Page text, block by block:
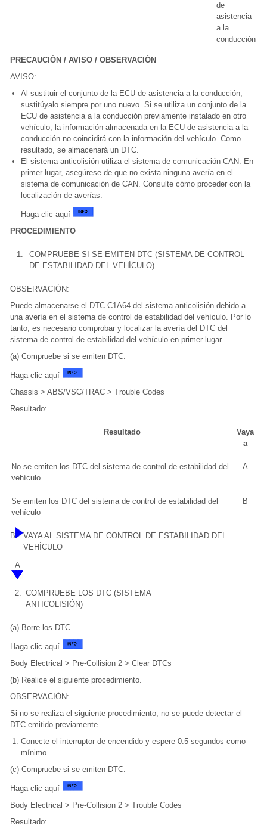
de
asistencia
a la
conducción
PRECAUCIÓN / AVISO / OBSERVACIÓN
AVISO:
Al sustituir el conjunto de la ECU de asistencia a la conducción,
sustitúyalo siempre por uno nuevo. Si se utiliza un conjunto de la
ECU de asistencia a la conducción previamente instalado en otro
vehículo, la información almacenada en la ECU de asistencia a la
conducción no coincidirá con la información del vehículo. Como
resultado, se almacenará un DTC.
El sistema anticolisión utiliza el sistema de comunicación CAN. En
primer lugar, asegúrese de que no exista ninguna avería en el
sistema de comunicación de CAN. Consulte cómo proceder con la
localización de averías.
Haga clic aquí
PROCEDIMIENTO
1.
COMPRUEBE SI SE EMITEN DTC (SISTEMA DE CONTROL
DE ESTABILIDAD DEL VEHÍCULO)
OBSERVACIÓN:
Puede almacenarse el DTC C1A64 del sistema anticolisión debido a
una avería en el sistema de control de estabilidad del vehículo. Por lo
tanto, es necesario comprobar y localizar la avería del DTC del
sistema de control de estabilidad del vehículo en primer lugar.
(a) Compruebe si se emiten DTC.
Haga clic aquí
Chassis > ABS/VSC/TRAC > Trouble Codes
Resultado:
Resultado
Vaya
a
No se emiten los DTC del sistema de control de estabilidad del
vehículo
A
Se emiten los DTC del sistema de control de estabilidad del
vehículo
B
B
VAYA AL SISTEMA DE CONTROL DE ESTABILIDAD DEL
VEHÍCULO
A
2. COMPRUEBE LOS DTC (SISTEMA
ANTICOLISIÓN)
(a) Borre los DTC.
Haga clic aquí
Body Electrical > Pre-Collision 2 > Clear DTCs
(b) Realice el siguiente procedimiento.
OBSERVACIÓN:
Si no se realiza el siguiente procedimiento, no se puede detectar el
DTC emitido previamente.
Conecte el interruptor de encendido y espere 0.5 segundos como
mínimo.
(c) Compruebe si se emiten DTC.
Haga clic aquí
Body Electrical > Pre-Collision 2 > Trouble Codes
Resultado: